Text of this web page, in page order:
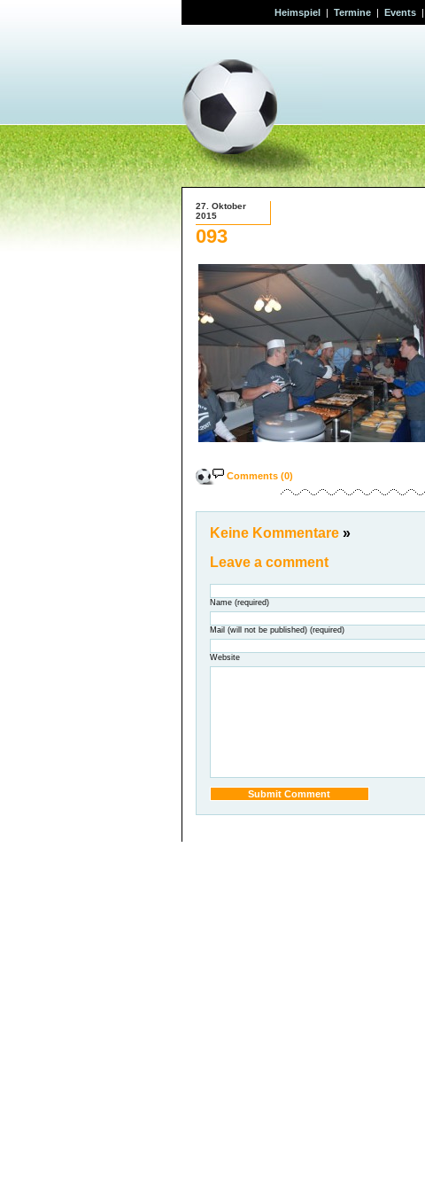
Heimspiel| Termine| Events|
27. Oktober
2015
093
Comments (0)
Keine Kommentare »
Leave a comment
Name (required)
Mail (will not be published) (required)
Website